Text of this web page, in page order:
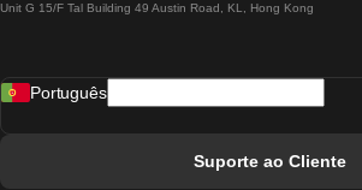
Comboios De Lisboa A Madrid
Unit G 15/F Tal Building 49 Austin Road, KL, Hong Kong
Português
Suporte ao Cliente